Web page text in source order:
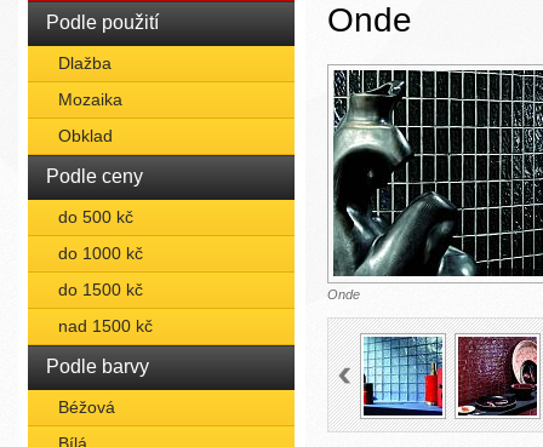
Podle použití
Dlažba
Mozaika
Obklad
Podle ceny
do 500 kč
do 1000 kč
do 1500 kč
nad 1500 kč
Podle barvy
Béžová
Onde
Onde